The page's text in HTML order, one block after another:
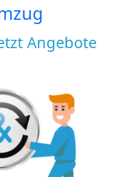
Angebote